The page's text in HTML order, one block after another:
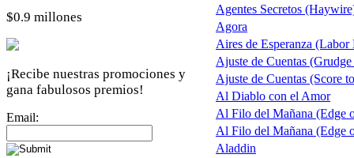
$0.9 millones
¡Recibe nuestras promociones y
gana fabulosos premios!
Email:
Agentes Secretos
Agora
Aires de Esperanza (Labor
Ajuste de Cuentas
Ajuste de Cuentas (Score
Al Diablo con el Amor
Al Filo del Mañana (Edge
Al Filo del Mañana (Edge
Aladdin